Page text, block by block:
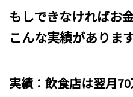
もしできなければお
こんな実績がありま
実績：飲食店は翌月